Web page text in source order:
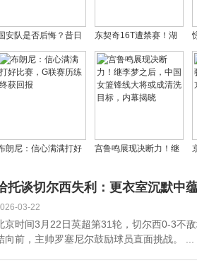
安队是否后悔？昔日
走之人如今成重庆铜
梁龙冲超功臣
东契奇16T遭禁赛！湖
人硬仗折损核心，活塞
成最大赢家？
朗尼：信心满满打好
报
宫鲁鸣展现决断力！继
线大将或成清洗目标，
托谈切尔西失利：更衣室沉默中
03-22
京时间3月22日英超第31轮，切尔西0-3不
向前，主帅罗塞尼尔鼓励球员直面挑战。 ...